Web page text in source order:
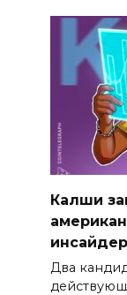
Калши
Два